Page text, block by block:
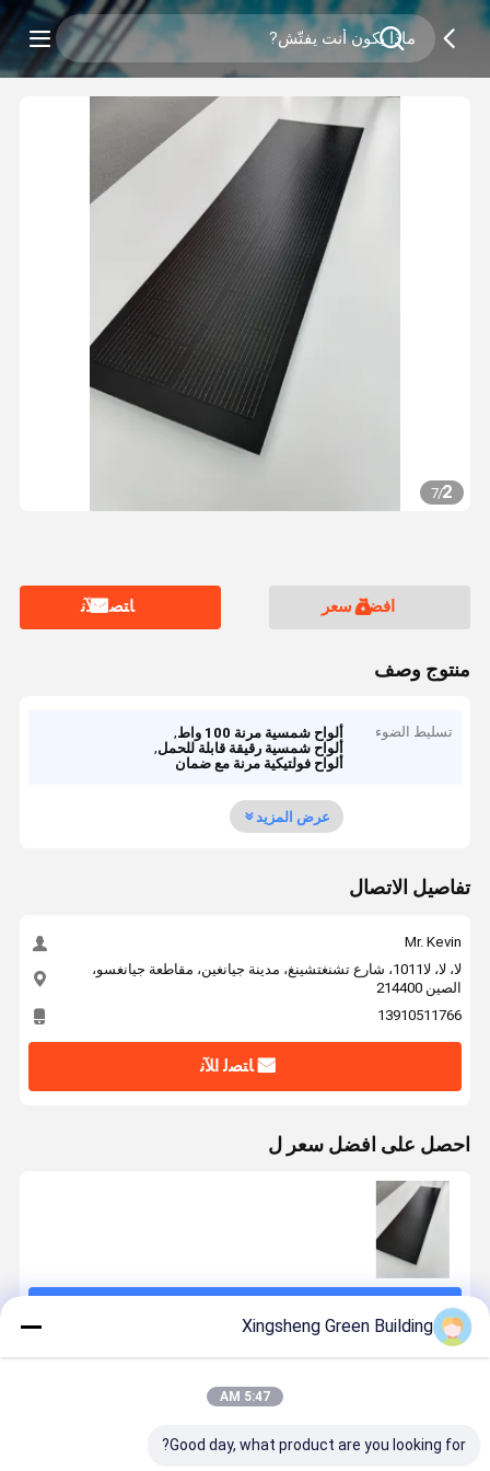
2
/
7
افضل سعر ﺎﺘﺼﻟ ﺍﻶﻧ
منتوج وصف
تسليط الضوء ألواح شمسية مرنة 100 واط
,
ألواح شمسية رقيقة قابلة للحمل,
ألواح فولتيكية مرنة مع ضمان
عرض المزيد
تفاصيل الاتصال
Mr. Kevin
لا، لا، لا1011، شارع تشنغتشينغ، مدينة جيانغين، مقاطعة جيانغسو،
الصين 214400
13910511766
ﺎﺘﺼﻟ ﺍﻶﻧ
احصل على افضل سعر ل
Xingsheng Green Building
5:47 AM
Good day, what product are you looking for?